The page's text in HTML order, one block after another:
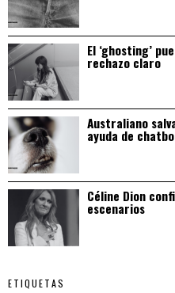
El ‘ghosting’
rechazo claro
Australiano
ayuda de
Céline Dion
escenarios
ETIQUETAS